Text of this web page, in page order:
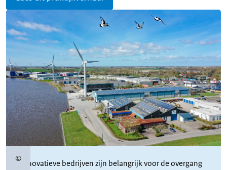
©Copyrightinformatie
“Innovatieve bedrijven zijn belangrijk voor de overgang